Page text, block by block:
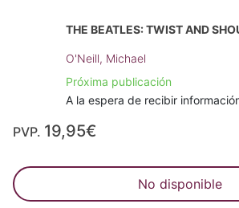
THE BEATLES: TWIST AND
O'Neill, Michael
Próxima publicación
A la espera de recibir
PVP. 19,95€
No disponible